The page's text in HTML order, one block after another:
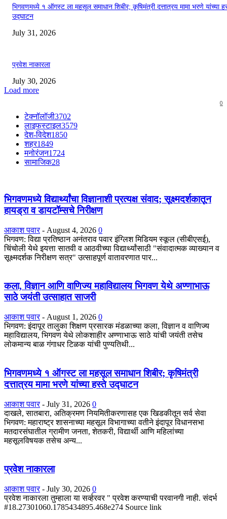
भिगवणमध्ये १ ऑगस्ट ला महसूल समाधान शिबीर; कृषिमंत्री दत्तात्रय मामा भरणे यांच्या
उद्घाटन
July 31, 2026
प्रवेश नाकारला
July 30, 2026
Load more
0
टेक्नॉलॉजी3702
लाइफस्टाइल3579
देश-विदेश1850
शहर1849
मनोरंजन1724
सामाजिक28
भिगवणमध्ये विद्यार्थ्यांचा विज्ञानाशी प्रत्यक्ष संवाद; सूक्ष्मदर्शकातून
हायड्रा व डायटॉम्सचे निरीक्षण
आकाश पवार - August 4, 2026 0
भिगवण: विद्या प्रतिष्ठान अनंतराव पवार इंग्लिश मिडियम स्कूल (सीबीएसई),
चिंचोली येथे इयत्ता सातवी व आठवीच्या विद्यार्थ्यांसाठी "संवादात्मक व्याख्यान व
सूक्ष्मदर्शक निरीक्षण सत्र" उत्साहपूर्ण वातावरणात पार...
कला, विज्ञान आणि वाणिज्य महाविद्यालय भिगवण येथे अण्णाभाऊ
साठे जयंती उत्साहात साजरी
आकाश पवार - August 1, 2026 0
भिगवण: इंदापूर तालुका शिक्षण प्रसारक मंडळाच्या कला, विज्ञान व वाणिज्य
महाविद्यालय, भिगवण येथे लोकशाहीर अण्णाभाऊ साठे यांची जयंती तसेच
लोकमान्य बाळ गंगाधर टिळक यांची पुण्यतिथी...
भिगवणमध्ये १ ऑगस्ट ला महसूल समाधान शिबीर; कृषिमंत्री
दत्तात्रय मामा भरणे यांच्या हस्ते उद्घाटन
आकाश पवार - July 31, 2026 0
दाखले, सातबारा, अतिक्रमण नियमितीकरणासह एक खिडकीतून सर्व सेवा
भिगवण: महाराष्ट्र शासनाच्या महसूल विभागाच्या वतीने इंदापूर विधानसभा
मतदारसंघातील ग्रामीण जनता, शेतकरी, विद्यार्थी आणि महिलांच्या
महसूलविषयक तसेच अन्य...
प्रवेश नाकारला
आकाश पवार - July 30, 2026 0
प्रवेश नाकारला तुम्हाला या सर्व्हरवर " प्रवेश करण्याची परवानगी नाही. संदर्भ
#18.27301060.1785434895.468e274 Source link